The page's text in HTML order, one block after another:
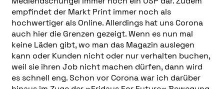
empfindet der Markt Print immer noch als
hochwertiger als Online. Allerdings hat uns Corona
auch hier die Grenzen gezeigt. Wenn es nun mal
keine Läden gibt, wo man das Magazin auslegen
kann oder Kunden nicht oder nur verhalten buchen,
weil sie ihren Job nicht machen dürfen, dann wird
es schnell eng. Schon vor Corona war ich darüber